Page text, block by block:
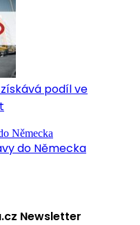
podíl ve
do Německa
Newsletter